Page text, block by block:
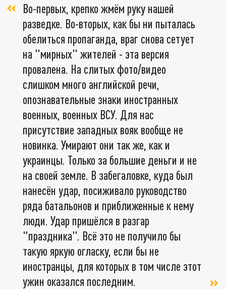
Во-первых, крепко жмём руку нашей
разведке. Во-вторых, как бы ни пыталась
обелиться пропаганда, враг снова сетует
на "мирных" жителей - эта версия
провалена. На слитых фото/видео
слишком много английской речи,
опознавательные знаки иностранных
военных, военных ВСУ. Для нас
присутствие западных вояк вообще не
новинка. Умирают они так же, как и
украинцы. Только за большие деньги и не
на своей земле. В забегаловке, куда был
нанесён удар, посиживало руководство
ряда батальонов и приближенные к нему
люди. Удар пришёлся в разгар
"праздника". Всё это не получило бы
такую яркую огласку, если бы не
иностранцы, для которых в том числе этот
ужин оказался последним.